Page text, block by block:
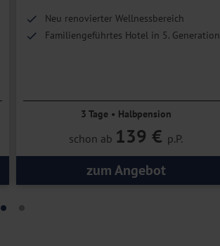
Neu renovierter Wellnessbereich
Familiengeführtes Hotel in 5. Generation
3 Tage • Halbpension
schon ab 139 € p.P.
zum Angebot